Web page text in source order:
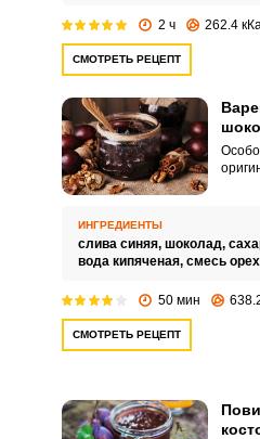
2 ч 262.4
СМОТРЕТЬ РЕЦЕПТ
ИНГРЕДИЕНТЫ
слива синяя, шоколад,
вода кипяченая, смесь
50 мин
СМОТРЕТЬ РЕЦЕПТ